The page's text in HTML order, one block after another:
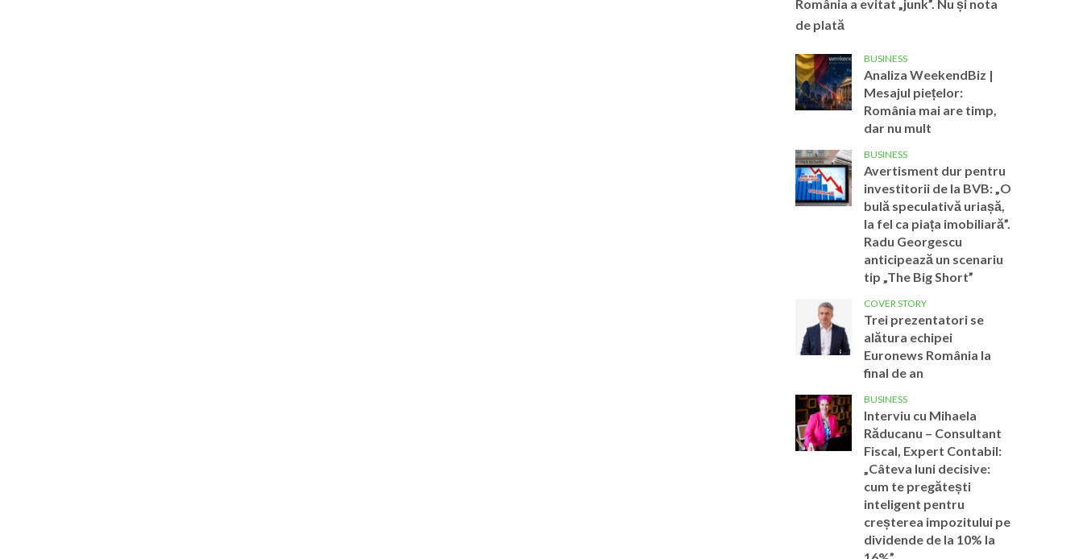
România a evitat „junk”. Nu și nota
de plată
BUSINESS
Analiza WeekendBiz |
Mesajul piețelor:
România mai are timp,
dar nu mult
BUSINESS
Avertisment dur pentru
investitorii de la BVB: „O
bulă speculativă uriașă,
la fel ca piața imobiliară”.
Radu Georgescu
anticipează un scenariu
tip „The Big Short”
COVER STORY
Trei prezentatori se
alătura echipei
Euronews România la
final de an
BUSINESS
Interviu cu Mihaela
Răducanu – Consultant
Fiscal, Expert Contabil:
„Câteva luni decisive:
cum te pregătești
inteligent pentru
creșterea impozitului pe
dividende de la 10% la